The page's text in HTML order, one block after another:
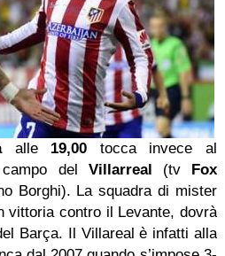
alle 19,00 tocca invece al
del Villarreal (tv Fox
Borghi). La squadra di mister
vittoria contro il Levante, dovrà
Barça. Il Villareal è infatti alla